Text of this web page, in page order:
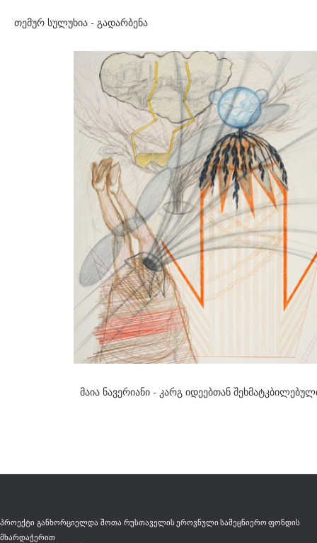
თემურ სულუხია - გადარბენა
მაია ნავერიანი - კარგ იდეებთან
პროექტი განხორციელდა შოთა რუსთაველის ეროვნული სამეცნიერო ფონდის
მხარდაჭერით